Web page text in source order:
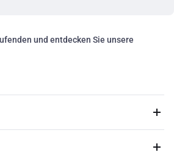
und entdecken Sie unsere